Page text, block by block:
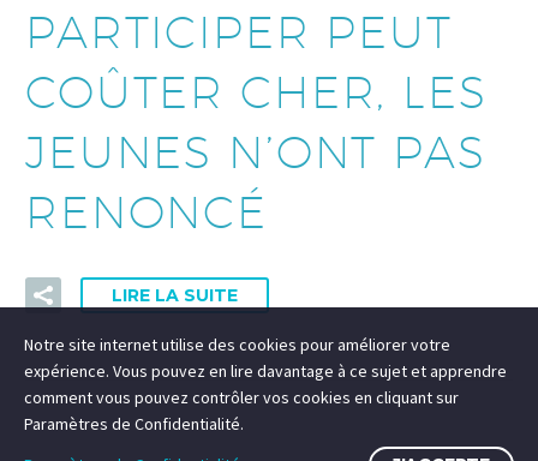
PARTICIPER PEUT
COÛTER CHER, LES
JEUNES N’ONT PAS
RENONCÉ
LIRE LA SUITE
Notre site internet utilise des cookies pour améliorer votre
expérience. Vous pouvez en lire davantage à ce sujet et apprendre
comment vous pouvez contrôler vos cookies en cliquant sur
Paramètres de Confidentialité.